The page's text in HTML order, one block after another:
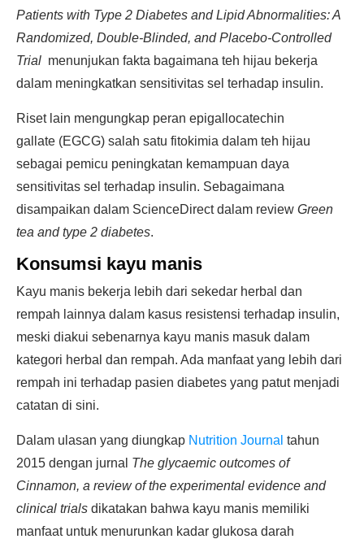
Patients with Type 2 Diabetes and Lipid Abnormalities: A
Randomized, Double-Blinded, and Placebo-Controlled
Trial menunjukan fakta bagaimana teh hijau bekerja
dalam meningkatkan sensitivitas sel terhadap insulin.
Riset lain mengungkap peran epigallocatechin
gallate (EGCG) salah satu fitokimia dalam teh hijau
sebagai pemicu peningkatan kemampuan daya
sensitivitas sel terhadap insulin. Sebagaimana
disampaikan dalam ScienceDirect dalam review Green
tea and type 2 diabetes.
Konsumsi kayu manis
Kayu manis bekerja lebih dari sekedar herbal dan
rempah lainnya dalam kasus resistensi terhadap insulin,
meski diakui sebenarnya kayu manis masuk dalam
kategori herbal dan rempah. Ada manfaat yang lebih dari
rempah ini terhadap pasien diabetes yang patut menjadi
catatan di sini.
Dalam ulasan yang diungkap Nutrition Journal tahun
2015 dengan jurnal The glycaemic outcomes of
Cinnamon, a review of the experimental evidence and
clinical trials dikatakan bahwa kayu manis memiliki
manfaat untuk menurunkan kadar glukosa darah